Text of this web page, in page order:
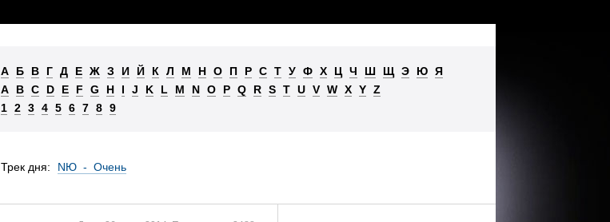
А Б В Г Д Е Ж З И Й К Л М Н О П Р С Т У Ф Х Ц Ч Ш Щ Э Ю Я
A
B C D E F G H I J K L M N O P Q R S T U V W X Y Z
1 2 3 4 5 6 7 8 9
Трек дня: NЮ - Очень